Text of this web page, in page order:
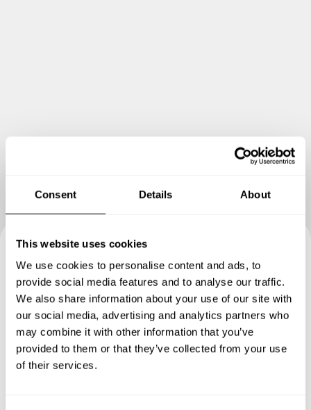
Consent Details About
This website uses cookies
We use cookies to personalise content and ads, to
provide social media features and to analyse our traffic.
We also share information about your use of our site with
our social media, advertising and analytics partners who
may combine it with other information that you’ve
provided to them or that they’ve collected from your use
of their services.
Reserva tu experiencia con
Peter
Define los detalles de tu solicitud y nuestros Chefs te
enviarán un menú a medida.